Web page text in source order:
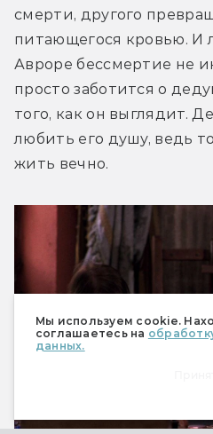
Мы используем cookie.
соглашаетесь на
данных.
смерти, другого
питающегося кровью. И
Авроре бессмертие не
просто заботится о
того, как он выглядит.
любить его душу, ведь
жить вечно.